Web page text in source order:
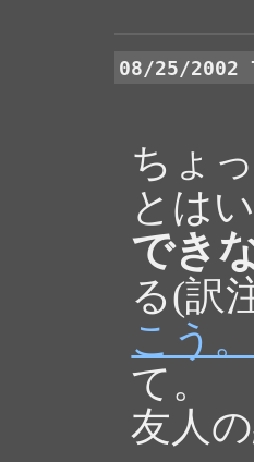
08/25/2002
ちょ
とは
でき
る(訳
こう。
て。
友人